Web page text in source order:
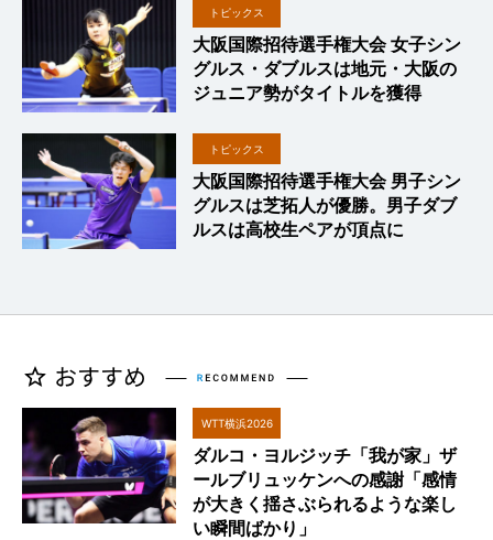
トピックス
大阪国際招待選手権大会 女子シン
グルス・ダブルスは地元・大阪の
ジュニア勢がタイトルを獲得
トピックス
大阪国際招待選手権大会 男子シン
グルスは芝拓人が優勝。男子ダブ
ルスは高校生ペアが頂点に
WTT横浜2026
ダルコ・ヨルジッチ「我が家」ザ
ールブリュッケンへの感謝「感情
が大きく揺さぶられるような楽し
い瞬間ばかり」